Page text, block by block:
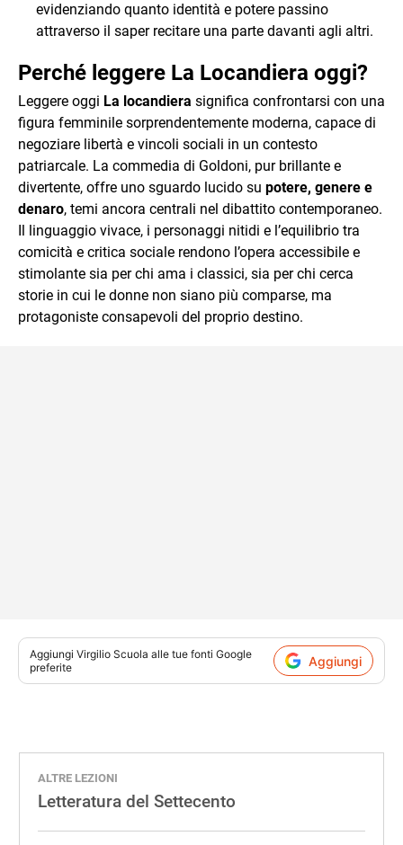
evidenziando quanto identità e potere passino
attraverso il saper recitare una parte davanti agli altri.
Perché leggere La Locandiera oggi?
Leggere oggi La locandiera significa confrontarsi con una
figura femminile sorprendentemente moderna, capace di
negoziare libertà e vincoli sociali in un contesto
patriarcale. La commedia di Goldoni, pur brillante e
divertente, offre uno sguardo lucido su potere, genere e
denaro, temi ancora centrali nel dibattito contemporaneo.
Il linguaggio vivace, i personaggi nitidi e l’equilibrio tra
comicità e critica sociale rendono l’opera accessibile e
stimolante sia per chi ama i classici, sia per chi cerca
storie in cui le donne non siano più comparse, ma
protagoniste consapevoli del proprio destino.
Aggiungi Virgilio Scuola alle tue fonti Google
preferite
Aggiungi
ALTRE LEZIONI
Letteratura del Settecento